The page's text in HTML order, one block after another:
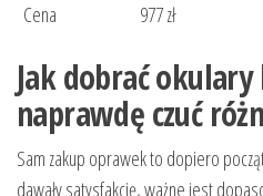
Cena
977 zł
Jak dobrać
naprawdę czuć
Sam zakup oprawek to dopiero
dawały satysfakcję, ważne jest